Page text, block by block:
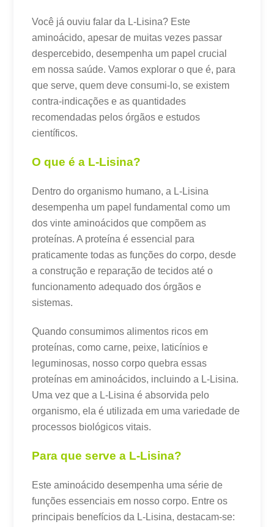
Você já ouviu falar da L-Lisina? Este
aminoácido, apesar de muitas vezes passar
despercebido, desempenha um papel crucial
em nossa saúde. Vamos explorar o que é, para
que serve, quem deve consumi-lo, se existem
contra-indicações e as quantidades
recomendadas pelos órgãos e estudos
científicos.
O que é a L-Lisina?
Dentro do organismo humano, a L-Lisina
desempenha um papel fundamental como um
dos vinte aminoácidos que compõem as
proteínas. A proteína é essencial para
praticamente todas as funções do corpo, desde
a construção e reparação de tecidos até o
funcionamento adequado dos órgãos e
sistemas.
Quando consumimos alimentos ricos em
proteínas, como carne, peixe, laticínios e
leguminosas, nosso corpo quebra essas
proteínas em aminoácidos, incluindo a L-Lisina.
Uma vez que a L-Lisina é absorvida pelo
organismo, ela é utilizada em uma variedade de
processos biológicos vitais.
Para que serve a L-Lisina?
Este aminoácido desempenha uma série de
funções essenciais em nosso corpo. Entre os
principais benefícios da L-Lisina, destacam-se: